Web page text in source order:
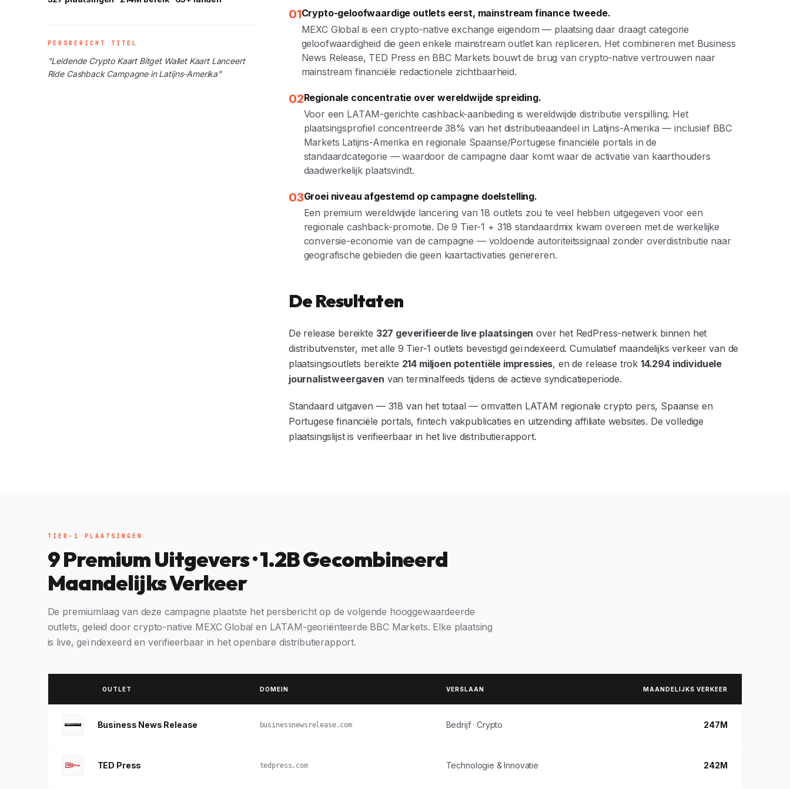
PERSBERICHT TITEL
"Leidende Crypto Kaart Bitget Wallet Kaart Lanceert
Ride Cashback Campagne in Latijns-Amerika"
01Crypto-geloofwaardige outlets eerst, mainstream finance tweede.
MEXC Global is een crypto-native exchange eigendom — plaatsing daar draagt categorie
geloofwaardigheid die geen enkele mainstream outlet kan repliceren. Het combineren met Business
News Release, TED Press en BBC Markets bouwt de brug van crypto-native vertrouwen naar
mainstream financiële redactionele zichtbaarheid.
02Regionale concentratie over wereldwijde spreiding.
Voor een LATAM-gerichte cashback-aanbieding is wereldwijde distributie verspilling. Het
plaatsingsprofiel concentreerde 38% van het distributieaandeel in Latijns-Amerika — inclusief BBC
Markets Latijns-Amerika en regionale Spaanse/Portugese financiële portals in de
standaardcategorie — waardoor de campagne daar komt waar de activatie van kaarthouders
daadwerkelijk plaatsvindt.
03Groei niveau afgestemd op campagne doelstelling.
Een premium wereldwijde lancering van 18 outlets zou te veel hebben uitgegeven voor een
regionale cashback-promotie. De 9 Tier-1 + 318 standaardmix kwam overeen met de werkelijke
conversie-economie van de campagne — voldoende autoriteitssignaal zonder overdistributie naar
geografische gebieden die geen kaartactivaties genereren.
De Resultaten
De release bereikte 327 geverifieerde live plaatsingen over het RedPress-netwerk binnen het
distributvenster, met alle 9 Tier-1 outlets bevestigd geïndexeerd. Cumulatief maandelijks verkeer van de
plaatsingsoutlets bereikte 214 miljoen potentiële impressies, en de release trok 14.294 individuele
journalistweergaven van terminalfeeds tijdens de actieve syndicatieperiode.
Standaard uitgaven — 318 van het totaal — omvatten LATAM regionale crypto pers, Spaanse en
Portugese financiële portals, fintech vakpublicaties en uitzending affiliate websites. De volledige
plaatsingslijst is verifieerbaar in het live distributierapport.
TIER-1 PLAATSINGEN
9 Premium Uitgevers · 1.2B Gecombineerd
Maandelijks Verkeer
De premiumlaag van deze campagne plaatste het persbericht op de volgende hooggewaardeerde
outlets, geleid door crypto-native MEXC Global en LATAM-georiënteerde BBC Markets. Elke plaatsing
is live, geïndexeerd en verifieerbaar in het openbare distributierapport.
OUTLET DOMEIN VERSLAAN MAANDELIJKS VERKEER
Business News Release businessnewsrelease.com Bedrijf · Crypto 247M
TED Press tedpress.com Technologie & Innovatie 242M